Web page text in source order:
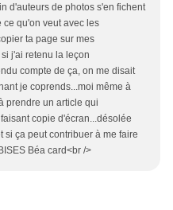
d'auteurs de photos s'en fichent
ce qu'on veut avec les
ta page sur mes
j'ai retenu la leçon
compte de ça, on me disait
je coprends...moi même à
prendre un article qui
copie d'écran...désolée
si ça peut contribuer à me faire
Béa card<br />